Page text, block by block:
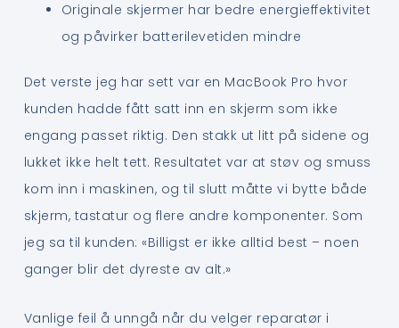
Originale skjermer har bedre energieffektivitet
og påvirker batterilevetiden mindre
Det verste jeg har sett var en MacBook Pro hvor
kunden hadde fått satt inn en skjerm som ikke
engang passet riktig. Den stakk ut litt på sidene og
lukket ikke helt tett. Resultatet var at støv og smuss
kom inn i maskinen, og til slutt måtte vi bytte både
skjerm, tastatur og flere andre komponenter. Som
jeg sa til kunden: «Billigst er ikke alltid best – noen
ganger blir det dyreste av alt.»
Vanlige feil å unngå når du velger reparatør i